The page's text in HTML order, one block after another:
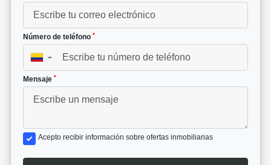
Número de teléfono *
▼
Mensaje *
Acepto recibir información sobre ofertas inmobiliarias